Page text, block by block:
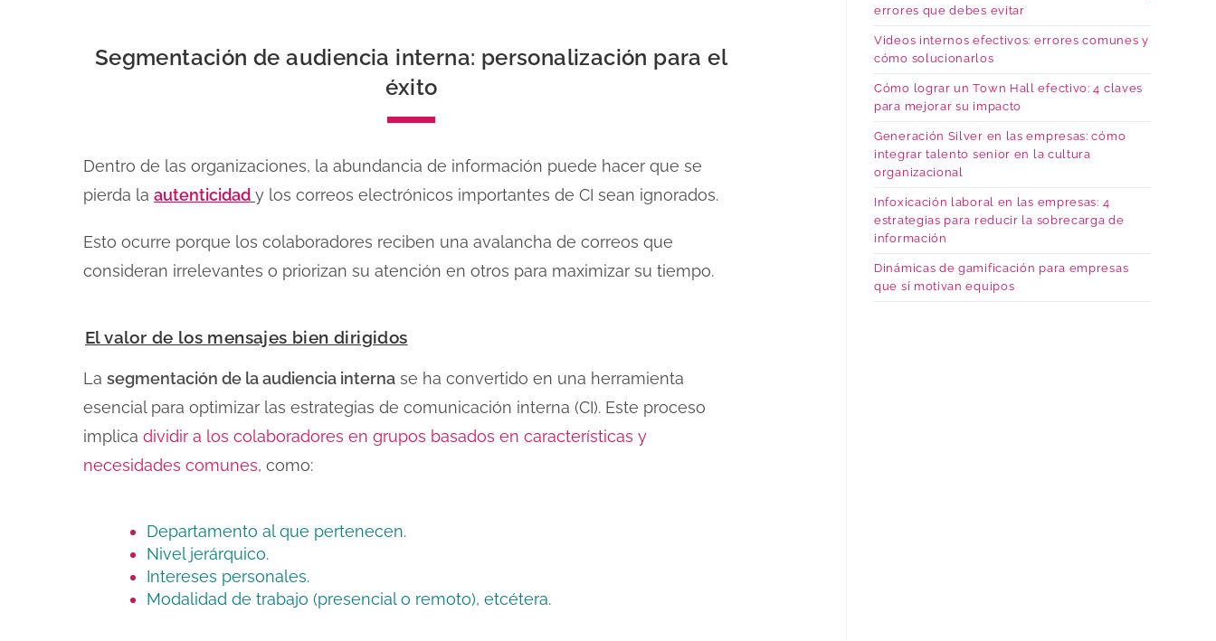
Segmentación de audiencia interna: personalización para el
éxito
Dentro de las organizaciones, la abundancia de información puede hacer que se
pierda la autenticidad y los correos electrónicos importantes de CI sean ignorados.
Esto ocurre porque los colaboradores reciben una avalancha de correos que
consideran irrelevantes o priorizan su atención en otros para maximizar su tiempo.
El valor de los mensajes bien dirigidos
La segmentación de la audiencia interna se ha convertido en una herramienta
esencial para optimizar las estrategias de comunicación interna (CI). Este proceso
implica dividir a los colaboradores en grupos basados en características y
necesidades comunes, como:
Departamento al que pertenecen.
Nivel jerárquico.
Intereses personales.
Modalidad de trabajo (presencial o remoto), etcétera.
errores que debes evitar
Videos internos efectivos: errores comunes y
cómo solucionarlos
Cómo lograr un Town Hall efectivo: 4 claves
para mejorar su impacto
Generación Silver en las empresas: cómo
integrar talento senior en la cultura
organizacional
Infoxicación laboral en las empresas: 4
estrategias para reducir la sobrecarga de
información
Dinámicas de gamificación para empresas
que sí motivan equipos